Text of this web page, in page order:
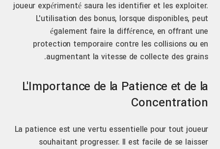
joueur expérimenté saura les identifier et les exploiter.
L'utilisation des bonus, lorsque disponibles, peut
également faire la différence, en offrant une
protection temporaire contre les collisions ou en
augmentant la vitesse de collecte des grains.
L'Importance de la Patience et de la
Concentration
La patience est une vertu essentielle pour tout joueur
souhaitant progresser. Il est facile de se laisser